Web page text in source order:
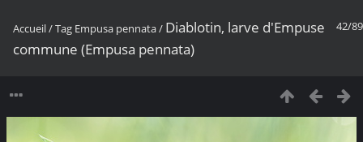
42/89
Accueil/Tag Empusa pennata/ Diablotin, larve d'Empuse
commune (Empusa pennata)